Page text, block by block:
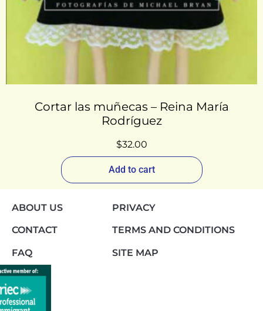
Cortar las muñecas – Reina María
Rodríguez
$32.00
Add to cart
ABOUT US
CONTACT
FAQ
PRIVACY
TERMS AND CONDITIONS
SITE MAP